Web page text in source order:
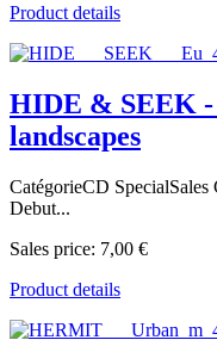
Product details
HIDE & SEEK -
landscapes
CatégorieCD SpecialSales
Debut...
Sales price: 7,00 €
Product details